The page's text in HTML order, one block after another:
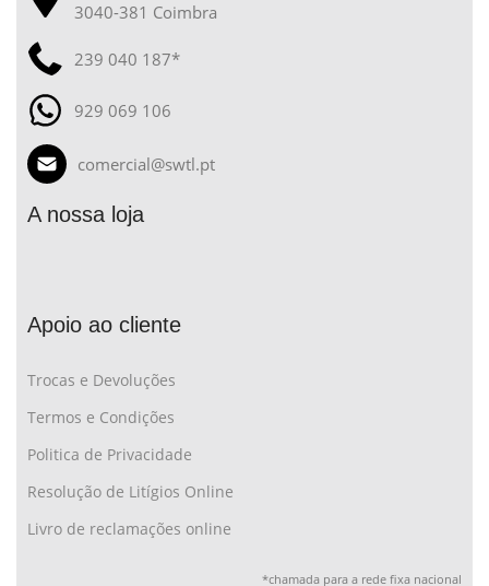
3040-381 Coimbra
239 040 187*
929 069 106
comercial@swtl.pt
A nossa loja
Apoio ao cliente
Trocas e Devoluções
Termos e Condições
Politica de Privacidade
Resolução de Litígios Online
Livro de reclamações online
*chamada para a rede fixa nacional